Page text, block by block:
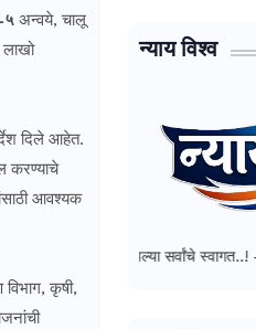
५अन्वये, चालू
लाखो
दिले आहेत.
करण्याचे
आवश्यक
विभाग, कृषी,
न्याय विश्व
आपल्या सर्वांचे स्वागत..! - मुख्य संपादक :